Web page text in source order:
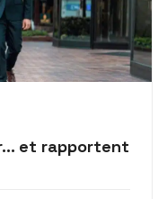
et rapportent